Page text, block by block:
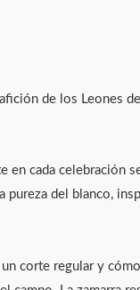
de los Leones
en cada celebración
del blanco,
corte regular y